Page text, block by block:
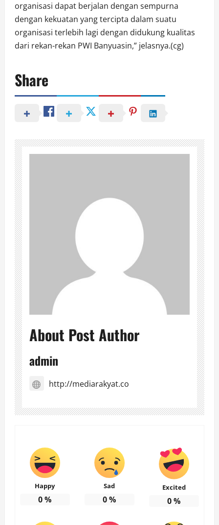
organisasi dapat berjalan dengan sempurna
dengan kekuatan yang tercipta dalam suatu
organisasi terlebih lagi dengan didukung kualitas
dari rekan-rekan PWI Banyuasin,” jelasnya.(cg)
Share
About Post Author
admin
http://mediarakyat.co
Happy
0%
Sad
0%
Excited
0%